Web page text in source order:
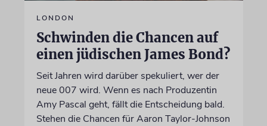
LONDON
Schwinden die Chancen auf
einen jüdischen James Bond?
Seit Jahren wird darüber spekuliert, wer der
neue 007 wird. Wenn es nach Produzentin
Amy Pascal geht, fällt die Entscheidung bald.
Stehen die Chancen für Aaron Taylor-Johnson